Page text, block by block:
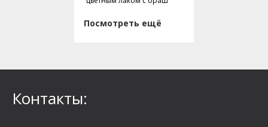
Посмотреть ещё
Контакты: